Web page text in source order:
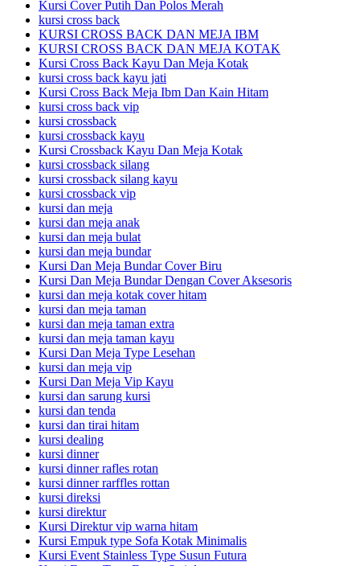
Kursi Cover Putih Dan Polos Merah
kursi cross back
KURSI CROSS BACK DAN MEJA IBM
KURSI CROSS BACK DAN MEJA KOTAK
Kursi Cross Back Kayu Dan Meja Kotak
kursi cross back kayu jati
Kursi Cross Back Meja Ibm Dan Kain Hitam
kursi cross back vip
kursi crossback
kursi crossback kayu
Kursi Crossback Kayu Dan Meja Kotak
kursi crossback silang
kursi crossback silang kayu
kursi crossback vip
kursi dan meja
kursi dan meja anak
kursi dan meja bulat
kursi dan meja bundar
Kursi Dan Meja Bundar Cover Biru
Kursi Dan Meja Bundar Dengan Cover Aksesoris
kursi dan meja kotak cover hitam
kursi dan meja taman
kursi dan meja taman extra
kursi dan meja taman kayu
Kursi Dan Meja Type Lesehan
kursi dan meja vip
Kursi Dan Meja Vip Kayu
kursi dan sarung kursi
kursi dan tenda
kursi dan tirai hitam
kursi dealing
kursi dinner
kursi dinner rafles rotan
kursi dinner rarffles rottan
kursi direksi
kursi direktur
Kursi Direktur vip warna hitam
Kursi Empuk type Sofa Kotak Minimalis
Kursi Event Stainless Type Susun Futura